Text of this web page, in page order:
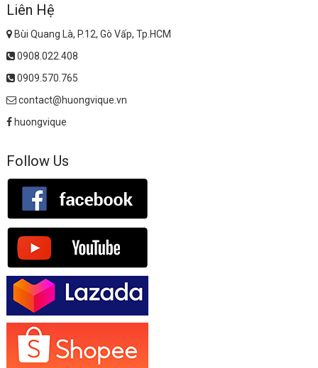
Liên Hệ
Bùi Quang Là, P.12, Gò Vấp, Tp.HCM
0908.022.408
0909.570.765
contact@huongvique.vn
huongvique
Follow Us